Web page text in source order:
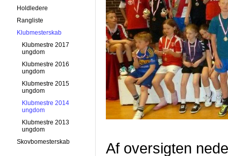
Holdledere
Rangliste
Klubmesterskab
Klubmestre 2017
ungdom
Klubmestre 2016
ungdom
Klubmestre 2015
ungdom
Klubmestre 2014
ungdom
Klubmestre 2013
ungdom
Skovbomesterskab
Af oversigten